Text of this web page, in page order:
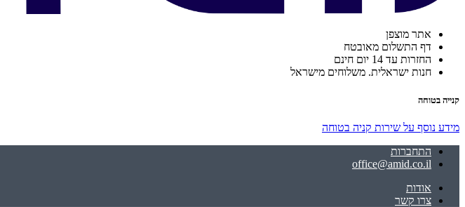
אתר מוצפן
דף התשלום מאובטח
החזרות עד 14 יום חינם
חנות ישראלית. משלוחים מישראל
קנייה בטוחה
מידע נוסף על שירות קניה בטוחה
התחברות
office@amid.co.il
אודות
צרו קשר